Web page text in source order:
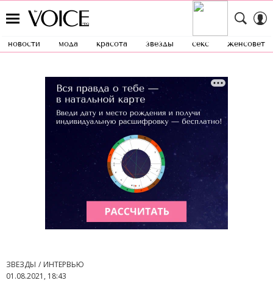
новости мода красота звезды секс женсовет
ЗВЕЗДЫ
ИНТЕРВЬЮ
01.08.2021, 18:43